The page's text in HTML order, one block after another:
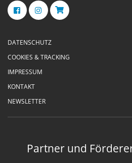
DATENSCHUTZ
COOKIES & TRACKING
IMPRESSUM
KONTAKT
NEWSLETTER
Partner und